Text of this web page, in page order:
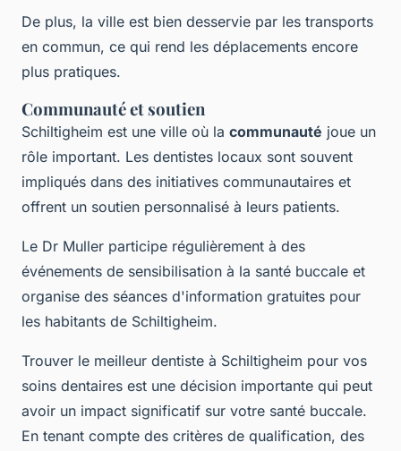
De plus, la ville est bien desservie par les transports
en commun, ce qui rend les déplacements encore
plus pratiques.
Communauté et soutien
Schiltigheim est une ville où la communauté joue un
rôle important. Les dentistes locaux sont souvent
impliqués dans des initiatives communautaires et
offrent un soutien personnalisé à leurs patients.
Le Dr Muller participe régulièrement à des
événements de sensibilisation à la santé buccale et
organise des séances d'information gratuites pour
les habitants de Schiltigheim.
Trouver le meilleur dentiste à Schiltigheim pour vos
soins dentaires est une décision importante qui peut
avoir un impact significatif sur votre santé buccale.
En tenant compte des critères de qualification, des